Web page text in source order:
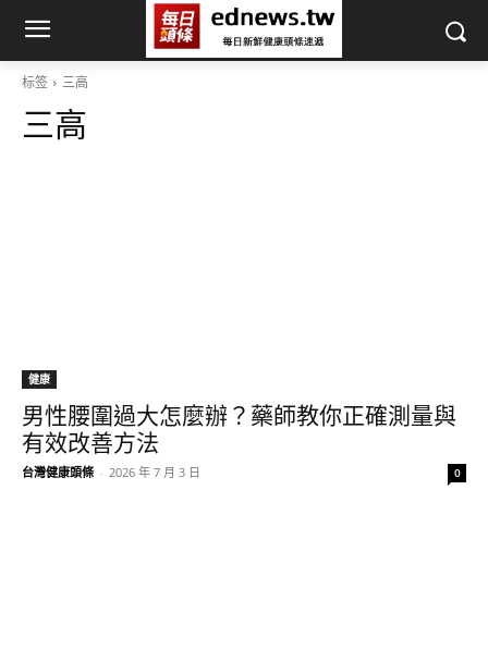
标签 三高
三高
健康
男性腰圍過大怎麼辦？藥師教你正確測量與
有效改善方法
台灣健康頭條 - 2026 年 7 月 3 日 0